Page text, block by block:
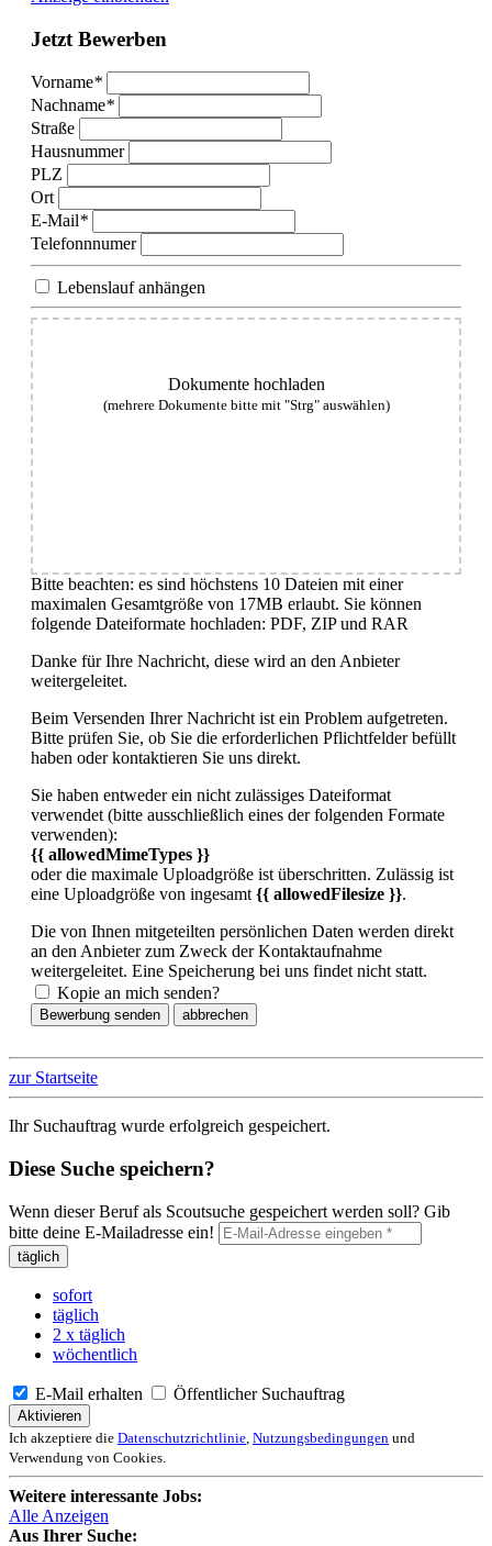
Jetzt Bewerben
Vorname*
Nachname*
Straße
Hausnummer
PLZ
Ort
E-Mail*
Telefonnnumer
Lebenslauf anhängen
Dokumente hochladen
(mehrere Dokumente bitte mit "Strg" auswählen)
Bitte beachten: es sind höchstens 10 Dateien mit einer
maximalen Gesamtgröße von 17MB erlaubt. Sie können
folgende Dateiformate hochladen: PDF, ZIP und RAR
Danke für Ihre Nachricht, diese wird an den Anbieter
weitergeleitet.
Beim Versenden Ihrer Nachricht ist ein Problem aufgetreten.
Bitte prüfen Sie, ob Sie die erforderlichen Pflichtfelder befüllt
haben oder kontaktieren Sie uns direkt.
Sie haben entweder ein nicht zulässiges Dateiformat
verwendet (bitte ausschließlich eines der folgenden Formate
verwenden):
{{ allowedMimeTypes }}
oder die maximale Uploadgröße ist überschritten. Zulässig ist
eine Uploadgröße von ingesamt {{ allowedFilesize }}.
Die von Ihnen mitgeteilten persönlichen Daten werden direkt
an den Anbieter zum Zweck der Kontaktaufnahme
weitergeleitet. Eine Speicherung bei uns findet nicht statt.
Kopie an mich senden?
Bewerbung senden abbrechen
zur Startseite
Ihr Suchauftrag wurde erfolgreich gespeichert.
Diese Suche speichern?
Wenn dieser Beruf als Scoutsuche gespeichert werden soll? Gib
bitte deine E-Mailadresse ein!
täglich
sofort
täglich
2 x täglich
wöchentlich
E-Mail erhalten Öffentlicher Suchauftrag
Aktivieren
Ich akzeptiere die Datenschutzrichtlinie Nutzungsbedingungen und
Verwendung von Cookies.
Weitere interessante Jobs:
Alle Anzeigen
Aus Ihrer Suche: